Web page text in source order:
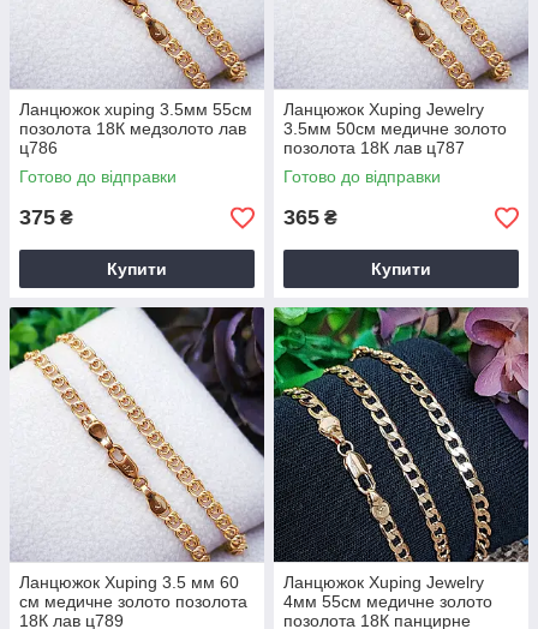
Ланцюжок xuping 3.5мм 55см
позолота 18К медзолото лав
ц786
Готово до відправки
375 ₴
Купити
Ланцюжок Xuping Jewelry
3.5мм 50см медичне золото
позолота 18К лав ц787
Готово до відправки
365 ₴
Купити
Ланцюжок Xuping 3.5 мм 60
см медичне золото позолота
18К лав ц789
Ланцюжок Xuping Jewelry
4мм 55см медичне золото
позолота 18К панцирне